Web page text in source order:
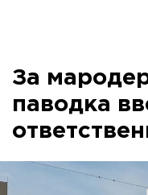
За
паводка